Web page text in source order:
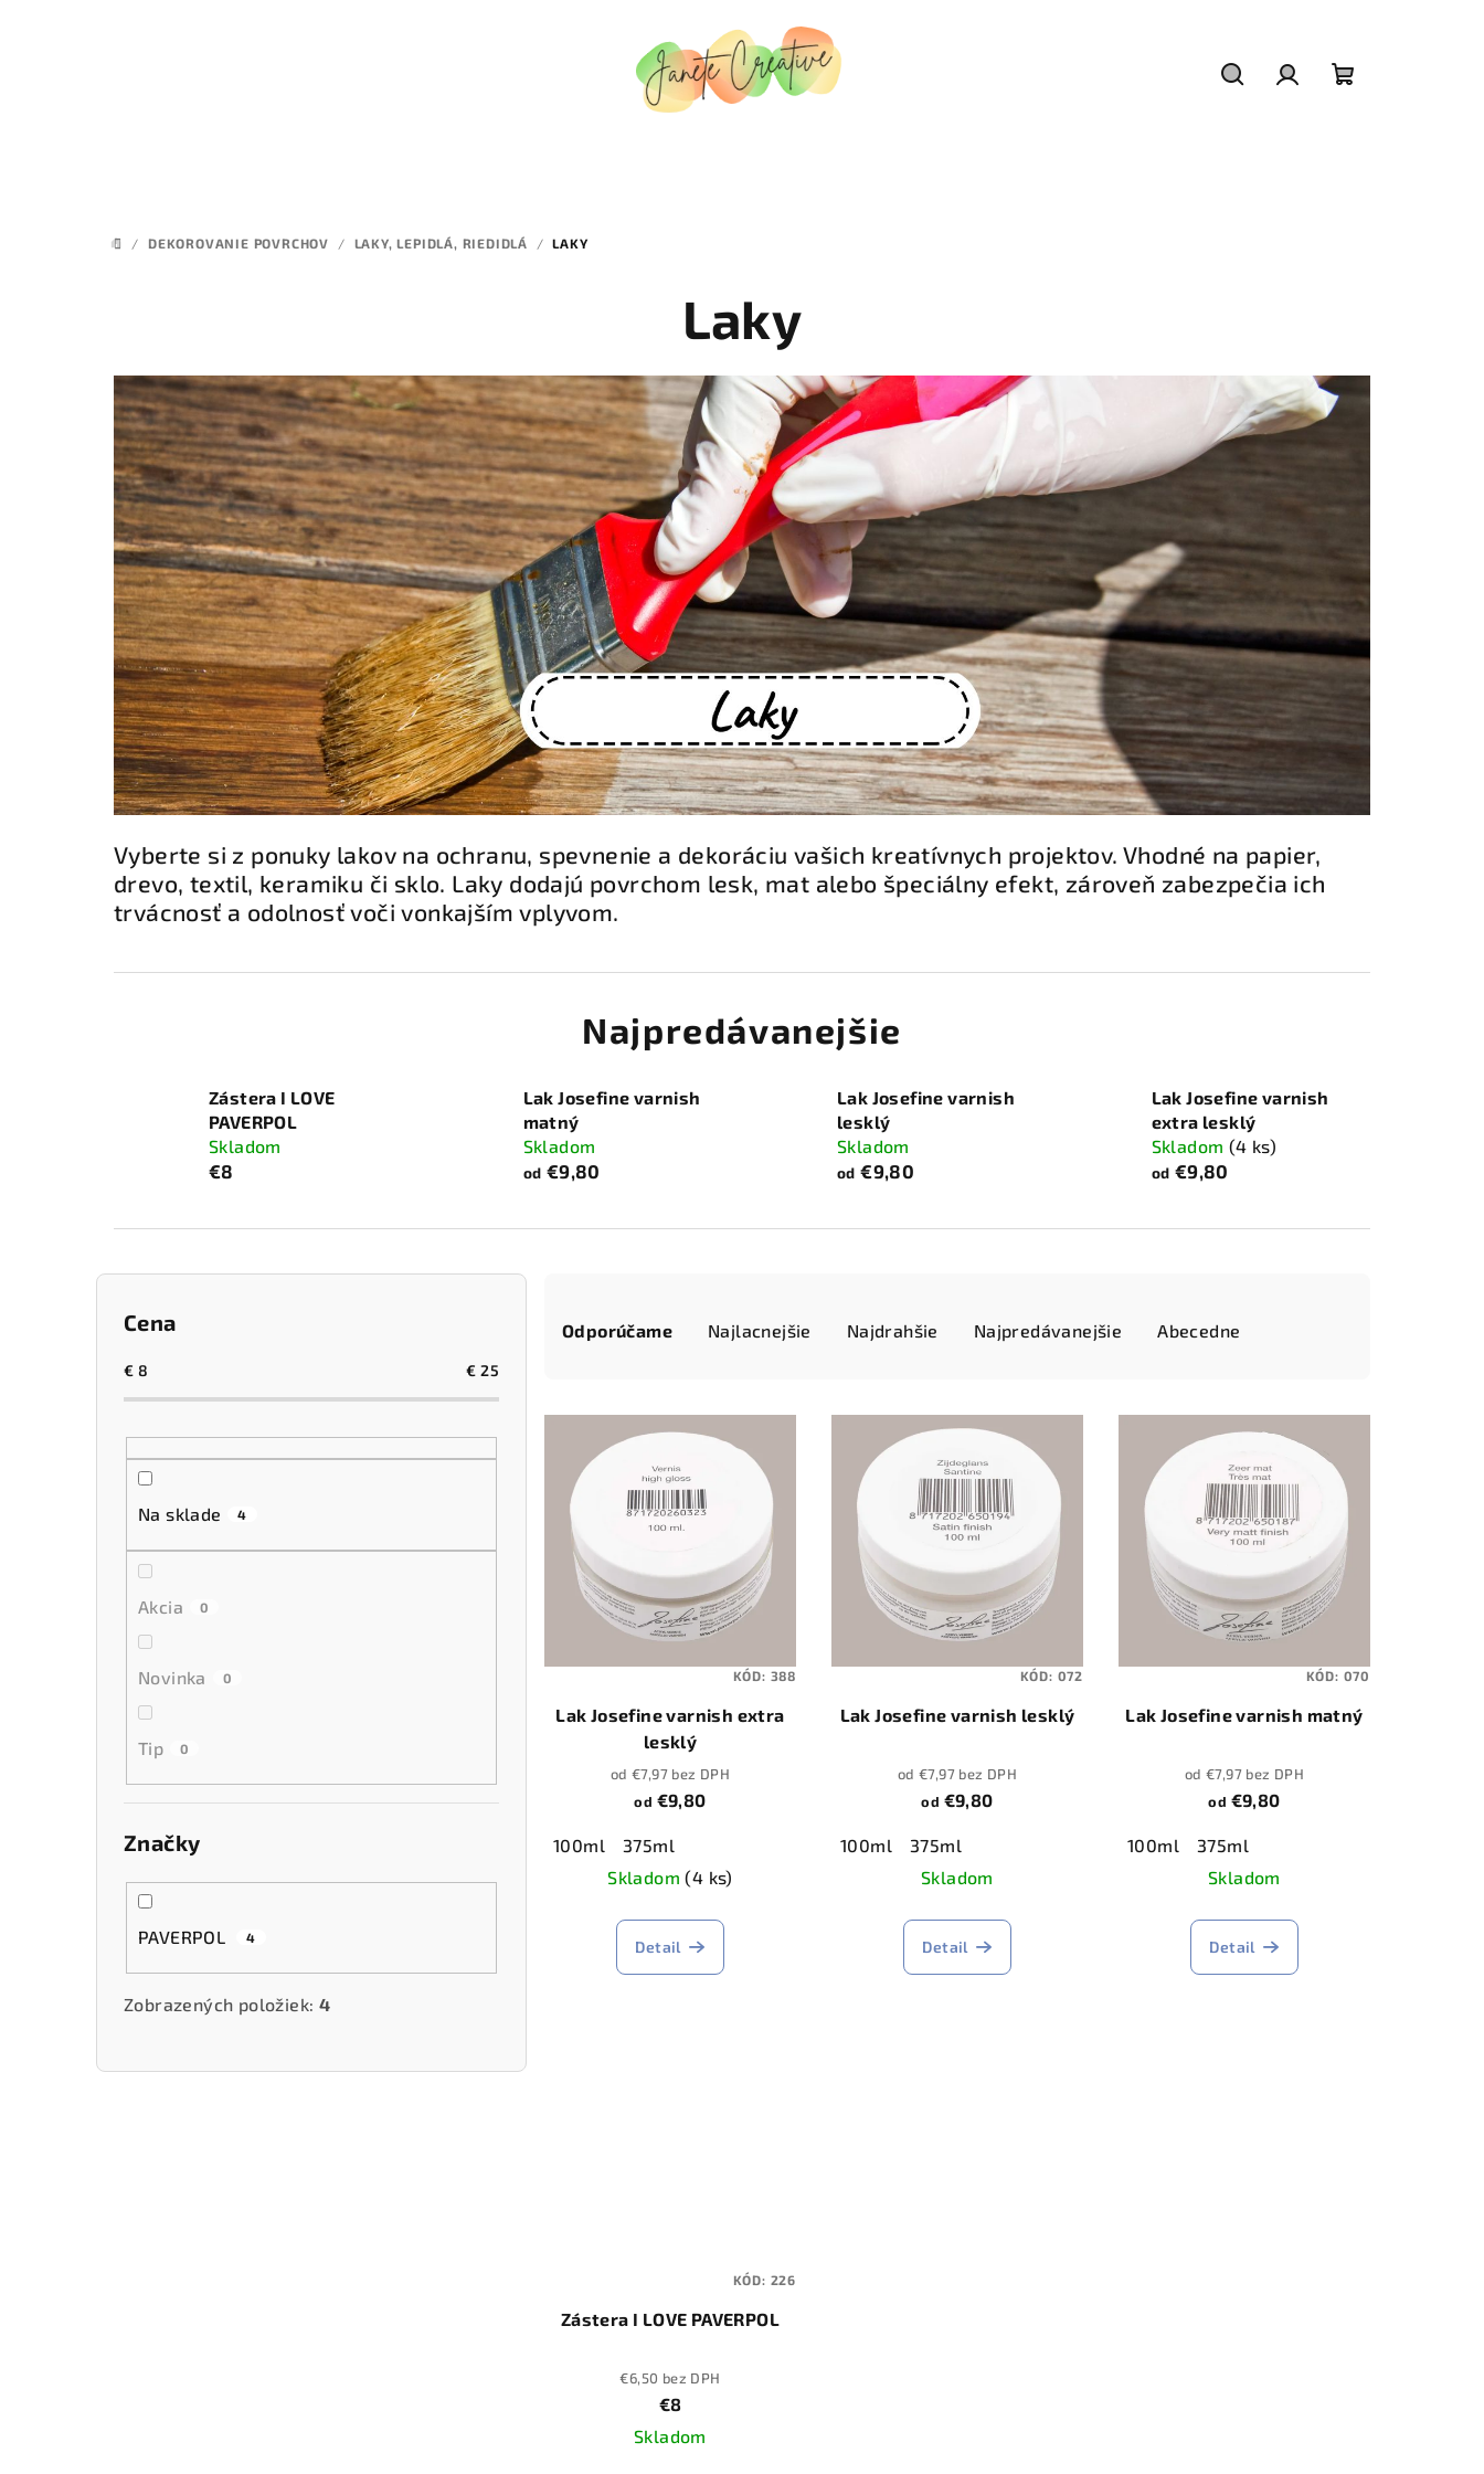
DOMOV
/ DEKOROVANIE POVRCHOV / LAKY, LEPIDLÁ, RIEDIDLÁ / LAKY
Laky
Vyberte si z ponuky lakov na ochranu, spevnenie a dekoráciu vašich kreatívnych projektov. Vhodné na papier,
drevo, textil, keramiku či sklo. Laky dodajú povrchom lesk, mat alebo špeciálny efekt, zároveň zabezpečia ich
trvácnosť a odolnosť voči vonkajším vplyvom.
Najpredávanejšie
Zástera I LOVE
PAVERPOL
Skladom
€8
Lak Josefine varnish
matný
Skladom
od €9,80
Lak Josefine varnish
lesklý
Skladom
od €9,80
Lak Josefine varnish
extra lesklý
Skladom (4 ks)
od €9,80
B
Cena
€ 8 €25
Na sklade 4
Akcia 0
Novinka 0
Tip 0
Značky
PAVERPOL 4
Zobrazených položiek: 4
a
e
o
d
t
Odporúčame Najlacnejšie Najdrahšie Najpredávanejšie Abecedne
V
r
o
k
Lak Josefine varnish extra
lesklý
od €7,97 bez DPH
od €9,80
100ml
375ml
Skladom(4 ks)
Detail
KÓD: 388
Lak Josefine varnish lesklý
od €7,97 bez DPH
od €9,80
100ml
375ml
Skladom
Detail
KÓD: 072
Lak Josefine varnish matný
od €7,97 bez DPH
od €9,80
100ml
375ml
Skladom
Detail
KÓD: 070
Zástera I LOVE PAVERPOL
€6,50 bez DPH
€8
Skladom
KÓD: 226